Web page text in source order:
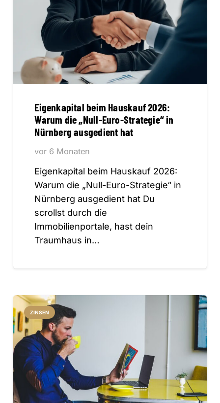
Eigenkapital beim Hauskauf 2026:
Warum die „Null-Euro-Strategie“ in
Nürnberg ausgedient hat
vor 6 Monaten
Eigenkapital beim Hauskauf 2026:
Warum die „Null-Euro-Strategie“ in
Nürnberg ausgedient hat Du
scrollst durch die
Immobilienportale, hast dein
Traumhaus in…
ZINSEN